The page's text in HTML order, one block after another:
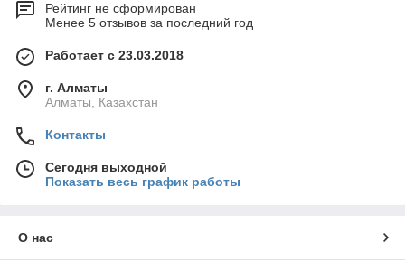
Рейтинг не сформирован
Менее 5 отзывов за последний год
Работает с 23.03.2018
г. Алматы
Алматы, Казахстан
Контакты
Сегодня выходной
Показать весь график работы
О нас